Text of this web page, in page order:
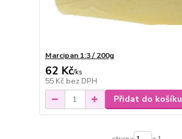
Marcipan 1:3 / 200g
62 Kč/ks
55 Kč bez DPH
Přidat do košíku